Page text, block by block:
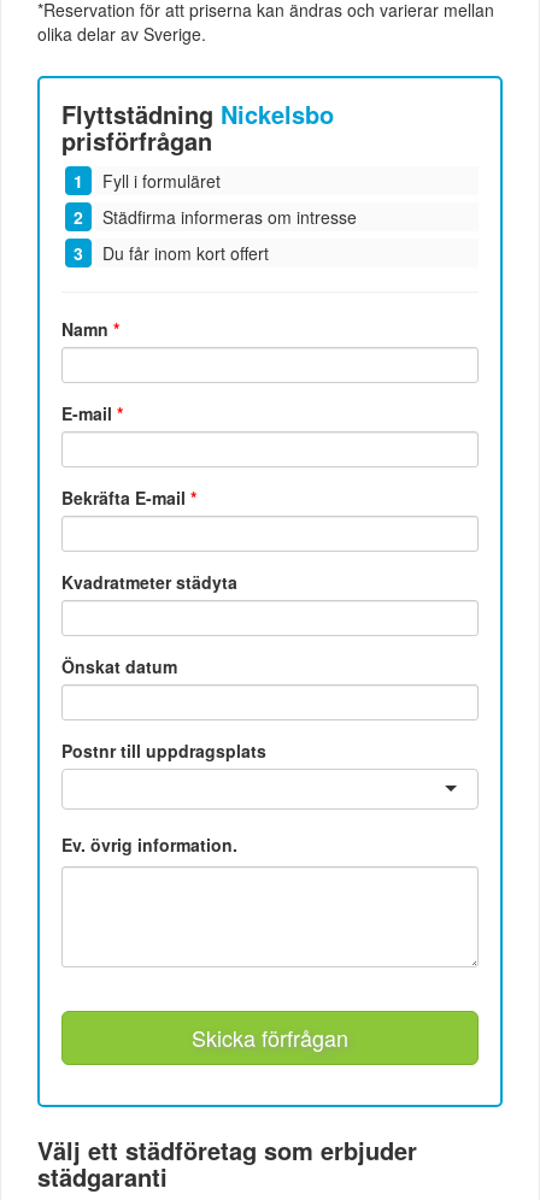
*Reservation för att priserna kan ändras och varierar mellan
olika delar av Sverige.
Flyttstädning Nickelsbo
prisförfrågan
Fyll i formuläret
Städfirma informeras om intresse
Du får inom kort offert
Namn*
E-mail*
Bekräfta E-mail*
Kvadratmeter städyta
Önskat datum
Postnr till uppdragsplats
Ev. övrig information.
Skicka förfrågan
Välj ett städföretag som erbjuder
städgaranti